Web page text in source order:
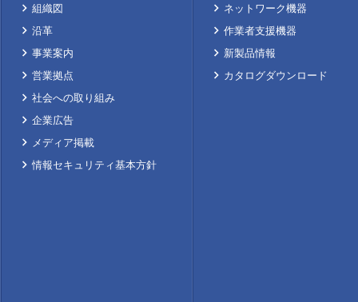
組織図
沿革
事業案内
営業拠点
社会への取り組み
企業広告
メディア掲載
情報セキュリティ基本方針
ネットワーク機器
作業者支援機器
新製品情報
カタログダウンロード